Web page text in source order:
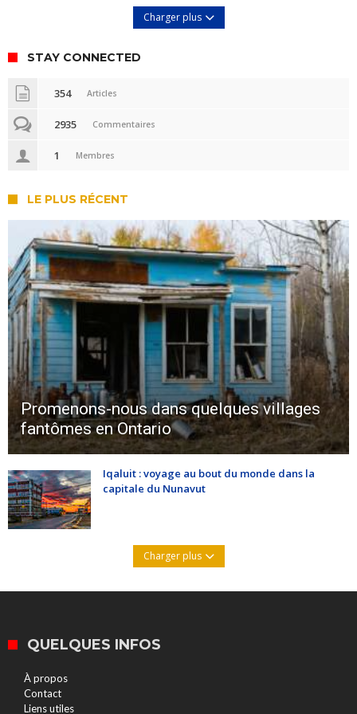
Charger plus
STAY CONNECTED
354 Articles
2935 Commentaires
1 Membres
LE PLUS RÉCENT
Promenons-nous dans quelques villages
fantômes en Ontario
Iqaluit : voyage au bout du monde dans la
capitale du Nunavut
Charger plus
QUELQUES INFOS
À propos
Contact
Liens utiles